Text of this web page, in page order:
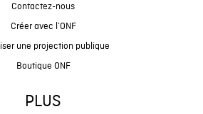
Contactez-nous
Créer avec l’ONF
une projection publique
Boutique ONF
PLUS